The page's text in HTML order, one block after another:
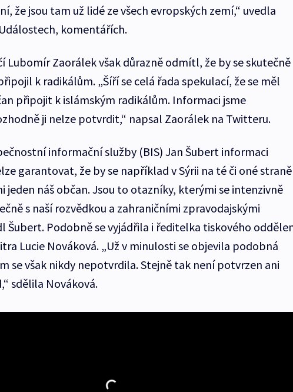
že jsou tam už lidé ze všech evropských zemí,“ uvedla
komentářích.
Lubomír Zaorálek však důrazně odmítl, že by se skutečně
k radikálům. „Šíří se celá řada spekulací, že se měl
připojit k islámským radikálům. Informaci jsme
ji nelze potvrdit,“ napsal Zaorálek na Twitteru.
informační služby (BIS) Jan Šubert informaci
garantovat, že by se například v Sýrii na té či oné straně
jeden náš občan. Jsou to otazníky, kterými se intenzivně
s naší rozvědkou a zahraničními zpravodajskými
Šubert. Podobně se vyjádřila i ředitelka tiskového
Lucie Nováková. „Už v minulosti se objevila podobná
se však nikdy nepotvrdila. Stejně tak není potvrzen ani
sdělila Nováková.